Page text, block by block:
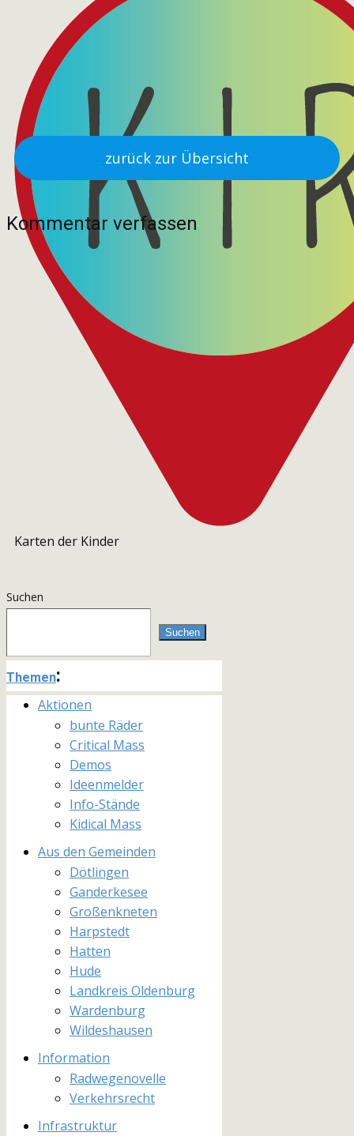
Karten der Kinder
zurück zur Übersicht
Kommentar verfassen
Suchen
Suchen
Themen:
Aktionen
bunte Räder
Critical Mass
Demos
Ideenmelder
Info-Stände
Kidical Mass
Aus den Gemeinden
Dötlingen
Ganderkesee
Großenkneten
Harpstedt
Hatten
Hude
Landkreis Oldenburg
Wardenburg
Wildeshausen
Information
Radwegenovelle
Verkehrsrecht
Infrastruktur